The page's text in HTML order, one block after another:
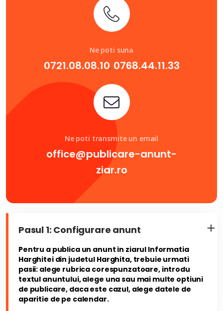
Ne poti suna
0721.08.08.10, 0768.44.11.33
Ne poti transmite un email
office@publicare-anunt-
ziar.ro
Pasul 1: Configurare anunt
Pentru a publica un anunt in ziarul Informatia
Harghitei din judetul Harghita, trebuie urmati
pasii: alege rubrica corespunzatoare, introdu
textul anuntului, alege una sau mai multe optiuni
de publicare, daca este cazul, alege datele de
aparitie de pe calendar.